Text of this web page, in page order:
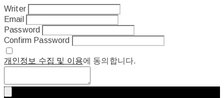
Writer
Email
Password
Confirm Password
개인정보 수집 및 이용에 동의합니다.